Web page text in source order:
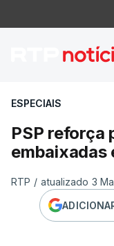
PSP
ESPECIAIS
PSP reforça
embaixadas
RTP / atualizado 3